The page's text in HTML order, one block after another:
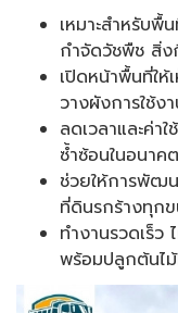
เหมาะสำหรับพื้
กำจัดวัชพืช สิ่ง
เปิดหน้าพื้นที่ใ
วางผังการใช้ง
ลดเวลาและค่
ซ้ำซ้อนในอนาคต
ช่วยให้การพัฒน
ที่ดินรกร้างทุก
ทำงานรวดเร็ว
พร้อมปลูกต้นไ